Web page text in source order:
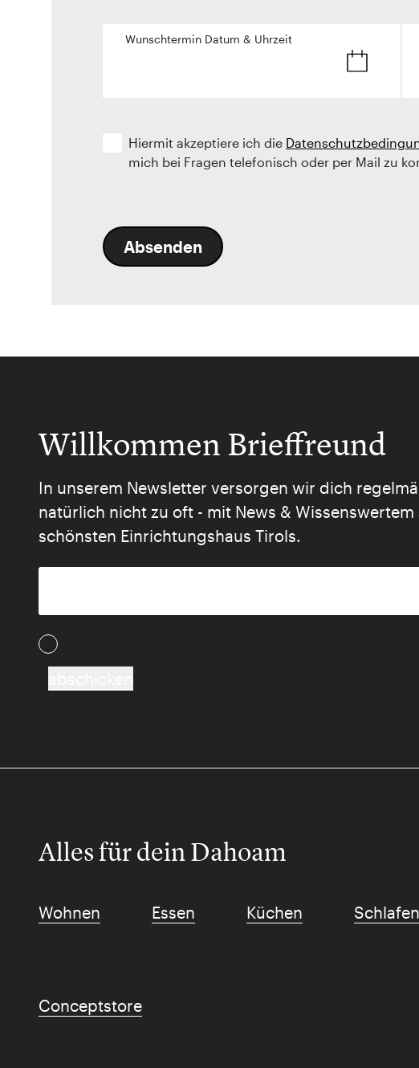
Wunschtermin Datum & Uhrzeit
Hiermit akzeptiere ich die
mich bei Fragen telefonisch oder per Mail zu
Absenden
Willkommen Brieffreund
In unserem Newsletter versorgen wir dich
natürlich nicht zu oft - mit News & Wissenswertem
schönsten Einrichtungshaus Tirols.
Alles für dein Dahoam
Wohnen Essen Küchen Schlafen
Conceptstore